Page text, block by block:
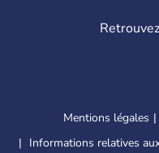
Mentions légales
Informations relatives